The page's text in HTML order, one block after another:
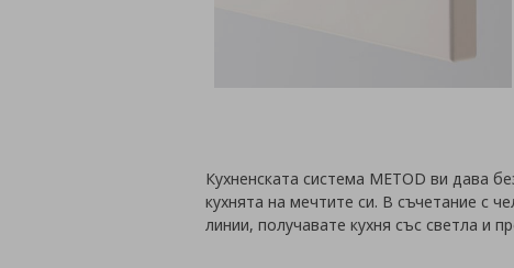
Кухненската система METOD ви дава
кухнята на мечтите си. В съчетание с
линии, получавате кухня със светла и